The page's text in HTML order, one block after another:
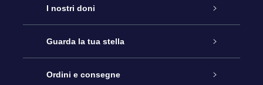
Assistenza
Contattaci
Blog
I nostri doni
Online Star Gift
Pacchetto regalo OSR
Guarda la tua stella
Registro stellare
Ordini e consegne